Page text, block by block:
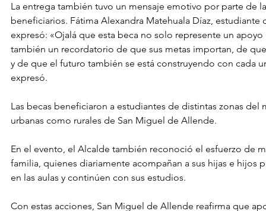
La entrega también tuvo un mensaje emotivo por parte de
beneficiarios. Fátima Alexandra Matehuala Díaz,
expresó: «Ojalá que esta beca no solo represente un
también un recordatorio de que sus metas importan, de
y de que el futuro también se está construyendo con cada
expresó.
Las becas beneficiaron a estudiantes de distintas zonas
urbanas como rurales de San Miguel de Allende.
En el evento, el Alcalde también reconoció el esfuerzo de
familia, quienes diariamente acompañan a sus hijas e hijos
en las aulas y continúen con sus estudios.
Con estas acciones, San Miguel de Allende reafirma que